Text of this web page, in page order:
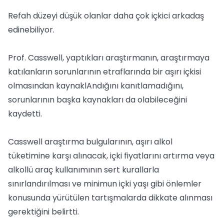
Refah düzeyi düşük olanlar daha çok içkici arkadaş
edinebiliyor.
Prof. Casswell, yaptıkları araştırmanın, araştırmaya
katılanların sorunlarının etraflarında bir aşırı içkisi
olmasından kaynaklAndığını kanıtlamadığını,
sorunlarının başka kaynakları da olabileceğini
kaydetti.
Casswell araştırma bulgularının, aşırı alkol
tüketimine karşı alınacak, içki fiyatlarını artırma veya
alkollü araç kullanımının sert kurallarla
sınırlandırılması ve minimun içki yaşı gibi önlemler
konusunda yürütülen tartışmalarda dikkate alınması
gerektiğini belirtti.